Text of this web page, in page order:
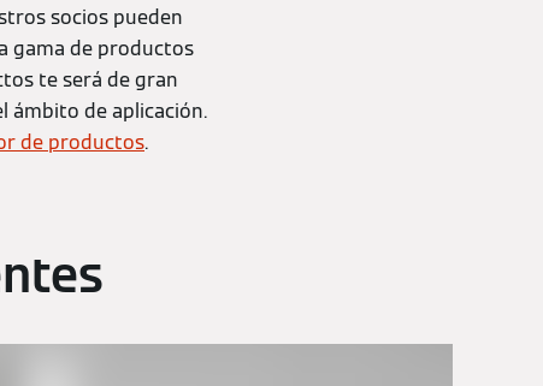
socios pueden
gama de productos
te será de gran
ámbito de aplicación.
de productos.